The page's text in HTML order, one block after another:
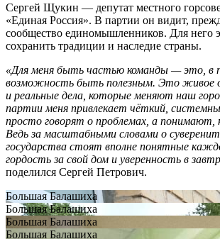
Сергей Щукин — депутат местного
«Единая Россия». В партии он видит,
сообщество единомышленников. Для него
сохранить традиции и наследие страны.
«Для меня быть частью команды — это, в
возможность быть полезным. Это живое
и реальные дела, которые меняют наш
партии меня привлекает чёткий,
просто говорят о проблемах, а понимают,
Ведь за масштабными словами о
государства стоят вполне понятные
гордость за свой дом и уверенность в
поделился Сергей Петрович.
Большая Балашиха
Большая Балашиха
Большая Балашиха
Большая Балашиха